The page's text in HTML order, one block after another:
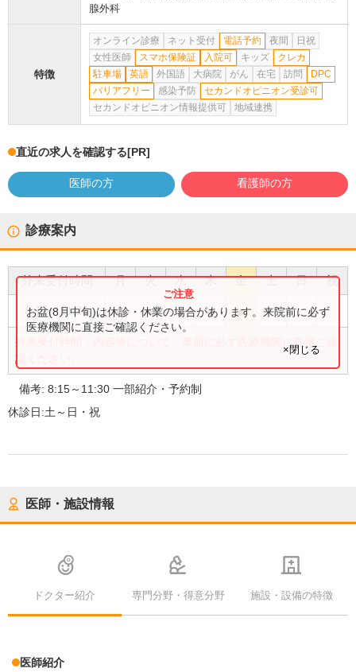
腺外科
特徴
オンライン診療 ネット受付 電話予約 夜間
日祝
女性医師
スマホ保険証 入院可 キッズ
クレカ
駐車場
英語 外国語 大病院 がん 在宅 訪問
DPC
バリアフリー
感染予防
セカンドオピニオン受診可
セカンドオピニオン情報提供可
地域連携
直近の求人を確認する[PR]
医師の方 看護師の方
診療案内
外来受付時間 月 火 水 木 金 土 日 祝
8:15〜 11:30 ● ● ● ● ●
外来受付時間・内容等について、事前に必ず医療機関に直接ご確
認ください。
お盆(8月中旬)は休診・休業の場合があります。来院前に必ず
医療機関に直接ご確認ください。
×閉じる
備考:8:15～11:30 一部紹介・予約制
休診日:土～日・祝
医師・施設情報
ドクター紹介 専門分野・得意分野 施設・設備の特徴
医師紹介